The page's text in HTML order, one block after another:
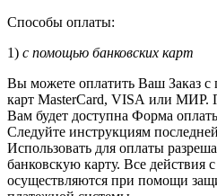
Способы оплаты:
1) с помощью банковских карт
Вы можете оплатить Ваш Заказ
карт MasterCard, VISA или МИР.
Вам будет доступна Форма
Следуйте инструкциям
Использовать для оплаты
банковскую карту. Все
осуществляются при помощи